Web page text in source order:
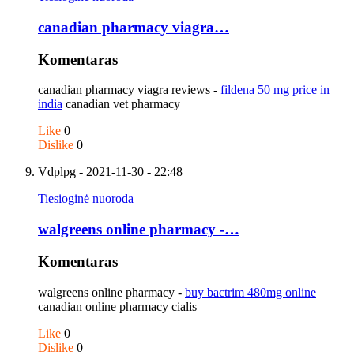
canadian pharmacy viagra…
Komentaras
canadian pharmacy viagra reviews - fildena 50 mg price in
india canadian vet pharmacy
Like 0
Dislike 0
Vdplpg - 2021-11-30 - 22:48
Tiesioginė nuoroda
walgreens online pharmacy -…
Komentaras
walgreens online pharmacy - buy bactrim 480mg online
canadian online pharmacy cialis
Like 0
Dislike 0